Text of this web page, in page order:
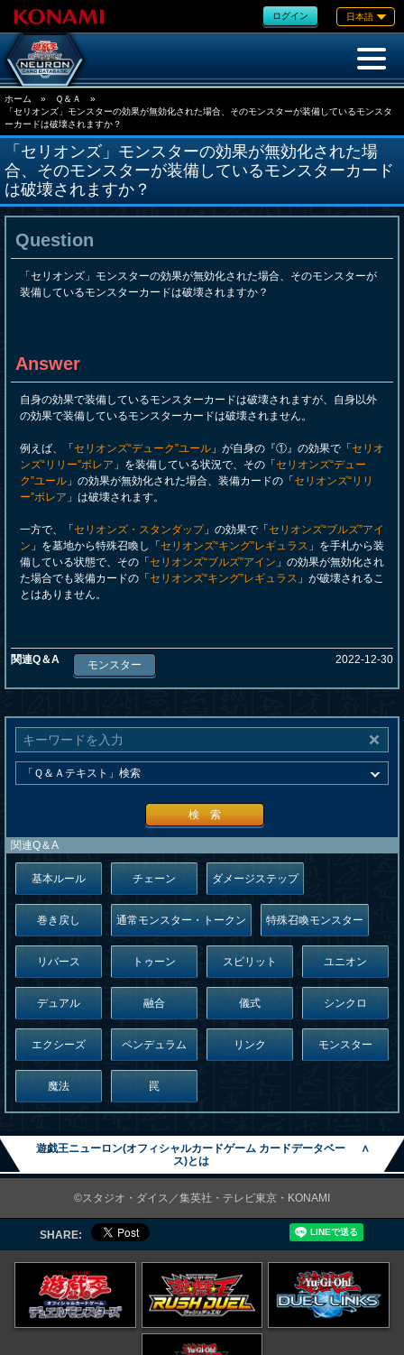
ログイン 日本語
ホーム » Ｑ＆Ａ
»
「セリオンズ」モンスターの効果が無効化された場合、そのモンスターが装備しているモンスタ
ーカードは破壊されますか？
「セリオンズ」モンスターの効果が無効化された場
合、そのモンスターが装備しているモンスターカード
は破壊されますか？
Question
「セリオンズ」モンスターの効果が無効化された場合、そのモンスターが
装備しているモンスターカードは破壊されますか？
Answer
自身の効果で装備しているモンスターカードは破壊されますが、自身以外
の効果で装備しているモンスターカードは破壊されません。
例えば、「 セリオンズ“デューク”ユール 」が自身の『①』の効果で「 セリオ
ンズ“リリー”ボレア 」を装備している状況で、その「 セリオンズ“デュー
ク”ユール 」の効果が無効化された場合、装備カードの「 セリオンズ“リリ
ー”ボレア 」は破壊されます。
一方で、「 セリオンズ・スタンダップ」の効果で「 セリオンズ“ブルズ”アイ
ン 」を墓地から特殊召喚し「 セリオンズ“キング”レギュラス 」を手札から装
備している状態で、その「 セリオンズ“ブルズ”アイン 」の効果が無効化され
た場合でも装備カードの「 セリオンズ“キング”レギュラス 」が破壊されるこ
とはありません。
関連Q＆A モンスター 2022-12-30
検 索
関連Q＆A
基本ルール チェーン ダメージステップ
巻き戻し 通常モンスター・トークン 特殊召喚モンスター
リバース トゥーン スピリット ユニオン
デュアル 融合 儀式 シンクロ
エクシーズ ペンデュラム リンク モンスター
魔法 罠
遊戯王ニューロン(オフィシャルカードゲーム カードデータベー
ス)とは
∧
©スタジオ・ダイス／集英社・テレビ東京・KONAMI
SHARE: